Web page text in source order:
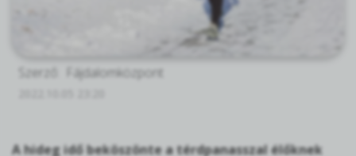
Szerző: Fájdalomközpont
A hideg idő beköszönte a térdpanasszal élőknek